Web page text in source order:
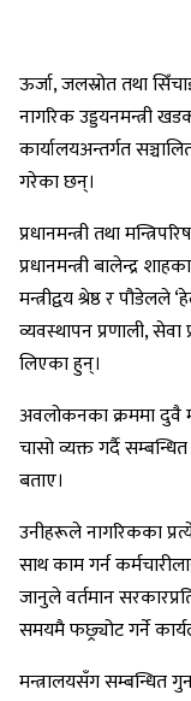
ऊर्जा, जलस्रोत तथा
नागरिक उड्डयनमन्त्री
कार्यालयअन्तर्गत
गरेका छन्।
प्रधानमन्त्री तथा
प्रधानमन्त्री बालेन्द्र
मन्त्रीद्वय श्रेष्ठ र
व्यवस्थापन प्रणाली,
लिएका हुन्।
अवलोकनका क्रममा दुवै
चासो व्यक्त गर्दै
बताए।
उनीहरूले नागरिकका
साथ काम गर्न
जानुले वर्तमान
समयमै फछ्र्योट गर्ने
मन्त्रालयसँग सम्बन्धित